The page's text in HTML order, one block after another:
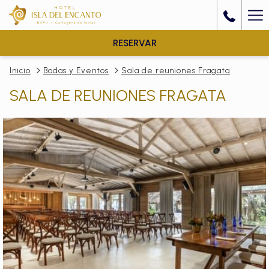
RESERVAR
Inicio Bodas y Eventos Sala de reuniones Fragata
SALA DE REUNIONES FRAGATA